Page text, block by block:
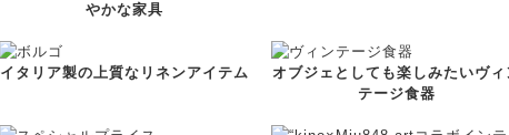
やかな家具
イタリア製の上質なリネンアイテム
オブジェとしても楽しみたいヴィ
テージ食器